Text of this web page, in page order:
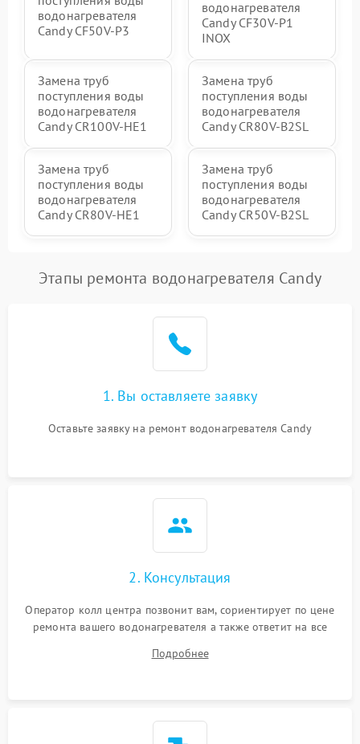
водонагревателя
Candy CF50V-P3
водонагревателя
Candy CF30V-P1
INOX
Замена труб
поступления воды
водонагревателя
Candy CR100V-HE1
Замена труб
поступления воды
водонагревателя
Candy CR80V-B2SL
Замена труб
поступления воды
водонагревателя
Candy CR80V-HE1
Замена труб
поступления воды
водонагревателя
Candy CR50V-B2SL
Этапы ремонта водонагревателя Candy
1. Вы оставляете заявку
Оставьте заявку на ремонт водонагревателя Candy
2. Консультация
Оператор колл центра позвонит вам, сориентирует по цене
ремонта вашего водонагревателя а также ответит на все
Подробнее